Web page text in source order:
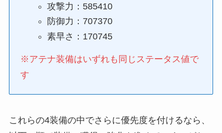
攻撃力：585410
防御力：707370
素早さ：170745
※アテナ装備はいずれも同じステータス値で
す
これらの4装備の中でさらに優先度を付けるなら、